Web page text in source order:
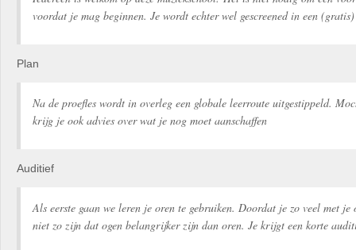
voordat je mag beginnen. Je wordt echter wel gescreened in een
Plan
Na de proefles wordt in overleg een globale leerroute uitgestippeld.
krijg je ook advies over wat je nog moet aanschaffen
Auditief
Als eerste gaan we leren je oren te gebruiken. Doordat je zo veel met je
niet zo zijn dat ogen belangrijker zijn dan oren. Je krijgt een korte